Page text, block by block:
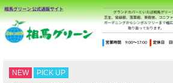
NEW PICK UP